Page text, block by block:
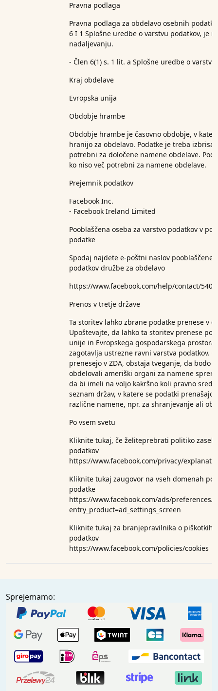
Pravna podlaga
Pravna podlaga za obdelavo osebnih
6 I 1 Splošne uredbe o varstvu podatkov, je
nadaljevanju.
- Člen 6(1) s. 1 lit. a Splošne uredbe o
Kraj obdelave
Evropska unija
Obdobje hrambe
Obdobje hrambe je časovno obdobje, v
hranijo za obdelavo. Podatke je treba
potrebni za določene namene obdelave.
ko niso več potrebni za namene obdelave.
Prejemnik podatkov
Facebook Inc.
- Facebook Ireland Limited
Pooblaščena oseba za varstvo podatkov v
podatke
Spodaj najdete e-poštni naslov pooblaščene
podatkov družbe za obdelavo
https://www.facebook.com/help/contact/
Prenos v tretje države
Ta storitev lahko zbrane podatke prenese v
Upoštevajte, da lahko ta storitev prenese
unije in Evropskega gospodarskega prostora
zagotavlja ustrezne ravni varstva podatkov.
prenesejo v ZDA, obstaja tveganje, da bodo
obdelovali ameriški organi za namene
da bi imeli na voljo kakršno koli pravno
seznam držav, v katere se podatki prenašajo.
različne namene, npr. za shranjevanje ali
Po vsem svetu
Kliknite tukaj, če želiteprebrati politiko
podatkov
https://www.facebook.com/privacy/
Kliknite tukaj zaugovor na vseh domenah
podatke
https://www.facebook.com/ads/preferences/?
entry_product=ad_settings_screen
Kliknite tukaj za branjepravilnika o piškotkih
podatkov
https://www.facebook.com/policies/cookies
Sprejemamo: